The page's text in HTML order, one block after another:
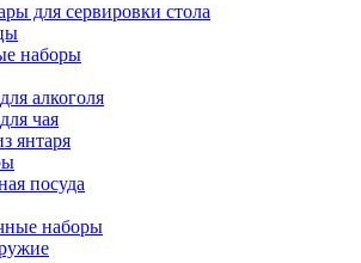
для сервировки стола
наборы
алкоголя
чая
янтаря
посуда
наборы